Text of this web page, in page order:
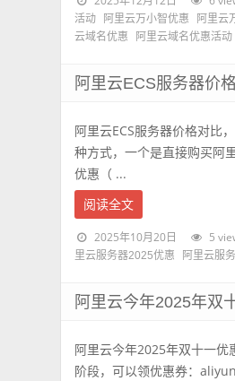
活动
阿里云万小智优惠 阿里云
云域名优惠
阿里云域名优惠活动
阿里云ECS服务器价
阿里云ECS服务器价格对比
种方式，一个是直接购买阿
优惠（ ...
阅读全文
2025年10月20日 5
里云服务器2025优惠
阿里云服
阿里云今年2025年双
阿里云今年2025年双十一
阶段，可以领优惠券：